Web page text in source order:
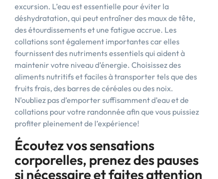
excursion. L’eau est essentielle pour éviter la
déshydratation, qui peut entraîner des maux de tête,
des étourdissements et une fatigue accrue. Les
collations sont également importantes car elles
fournissent des nutriments essentiels qui aident à
maintenir votre niveau d’énergie. Choisissez des
aliments nutritifs et faciles à transporter tels que des
fruits frais, des barres de céréales ou des noix.
N’oubliez pas d’emporter suffisamment d’eau et de
collations pour votre randonnée afin que vous puissiez
profiter pleinement de l’expérience!
Écoutez vos sensations
corporelles, prenez des pauses
si nécessaire et faites attention